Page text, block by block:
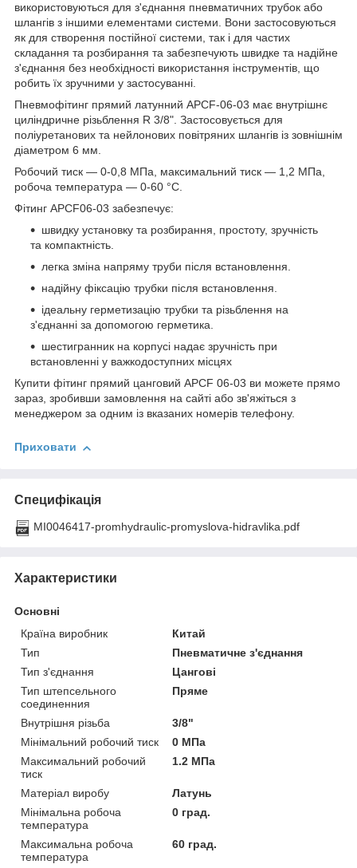
використовуються для з'єднання пневматичних трубок або
шлангів з іншими елементами системи. Вони застосовуються
як для створення постійної системи, так і для частих
складання та розбирання та забезпечують швидке та надійне
з'єднання без необхідності використання інструментів, що
робить їх зручними у застосуванні.
Пневмофітинг прямий латунний APCF-06-03 має внутрішнє
циліндричне різьблення R 3/8". Застосовується для
поліуретанових та нейлонових повітряних шлангів із зовнішнім
діаметром 6 мм.
Робочий тиск — 0-0,8 МПа, максимальний тиск — 1,2 МПа,
робоча температура — 0-60 °C.
Фітинг APCF06-03 забезпечує:
швидку установку та розбирання, простоту, зручність
та компактність.
легка зміна напряму труби після встановлення.
надійну фіксацію трубки після встановлення.
ідеальну герметизацію трубки та різьблення на
з'єднанні за допомогою герметика.
шестигранник на корпусі надає зручність при
встановленні у важкодоступних місцях
Купити фітинг прямий цанговий APCF 06-03 ви можете прямо
зараз, зробивши замовлення на сайті або зв'яжіться з
менеджером за одним із вказаних номерів телефону.
Приховати
Специфікація
MI0046417-promhydraulic-promyslova-hidravlika.pdf
Характеристики
Основні
Країна виробник
Китай
Тип
Пневматичне з'єднання
Тип з'єднання
Цангові
Тип штепсельного
соединенния
Пряме
Внутрішня різьба
3/8"
Мінімальний робочий тиск
0 МПа
Максимальний робочий
тиск
1.2 МПа
Матеріал виробу
Латунь
Мінімальна робоча
температура
0 град.
Максимальна робоча
температура
60 град.